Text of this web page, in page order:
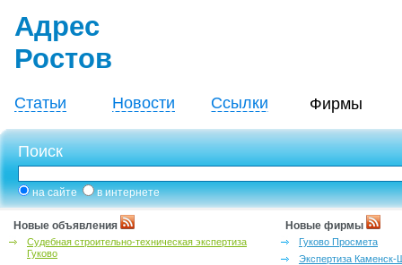
Адрес
Ростов
Статьи Новости Ссылки Фирмы
Поиск
на сайте в интернете
Новые объявления
Судебная строительно-техническая экспертиза
Гуково
Новые фирмы
Гуково Просмета
Экспертиза Каменск-